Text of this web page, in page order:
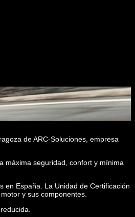
de ARC-Soluciones, empresa
máxima seguridad, confort y mínima
en España. La Unidad de Certificación
y sus componentes.